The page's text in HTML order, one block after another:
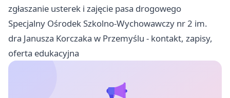
zgłaszanie usterek i zajęcie pasa drogowego
Specjalny Ośrodek Szkolno-Wychowawczy nr 2 im.
dra Janusza Korczaka w Przemyślu - kontakt, zapisy,
oferta edukacyjna